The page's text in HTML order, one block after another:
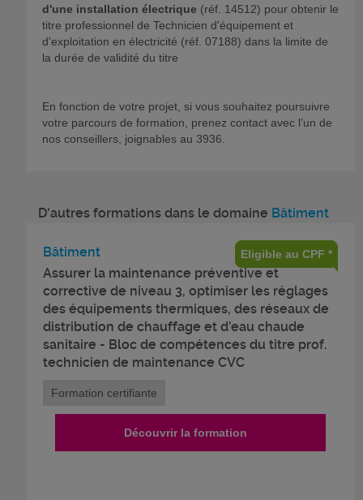
d'une installation électrique (réf. 14512) pour obtenir le
titre professionnel de Technicien d'équipement et
d'exploitation en électricité (réf. 07188) dans la limite de
la durée de validité du titre
En fonction de votre projet, si vous souhaitez poursuivre
votre parcours de formation, prenez contact avec l’un de
nos conseillers, joignables au 3936.
D'autres formations dans le domaine Bâtiment
Bâtiment
Assurer la maintenance préventive et
corrective de niveau 3, optimiser les réglages
des équipements thermiques, des réseaux de
distribution de chauffage et d’eau chaude
sanitaire - Bloc de compétences du titre prof.
technicien de maintenance CVC
Eligible au CPF *
Formation certifiante
Découvrir la formation